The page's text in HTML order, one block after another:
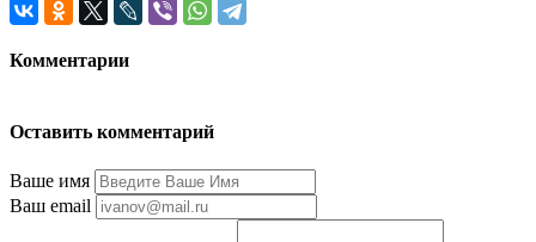
Комментарии
Оставить комментарий
Ваше имя
Ваш email